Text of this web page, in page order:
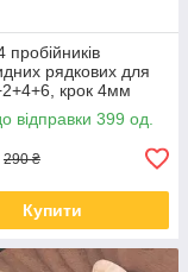
пробійників
рядкових для
крок 4мм
відправки 399 од.
290 ₴
Купити